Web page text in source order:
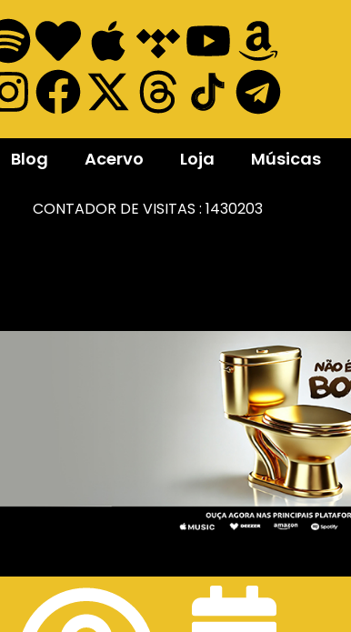
Blog Acervo Loja Músicas
CONTADOR DE VISITAS : 1430203